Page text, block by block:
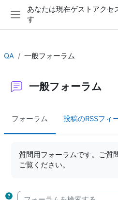
メインコンテンツへスキップする
サイドパネル
あなたは現在ゲストアクセ
す
QA 一般フォーラム
一般フォーラム
フォーラム 投稿のRSSフィ
質問用フォーラムです。ご質
ご覧ください。
フォーラムを検索する